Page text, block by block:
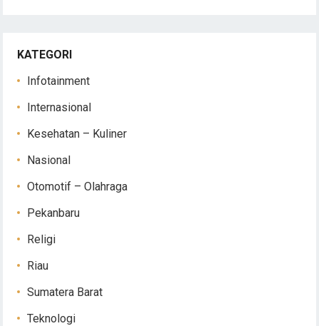
KATEGORI
Infotainment
Internasional
Kesehatan – Kuliner
Nasional
Otomotif – Olahraga
Pekanbaru
Religi
Riau
Sumatera Barat
Teknologi